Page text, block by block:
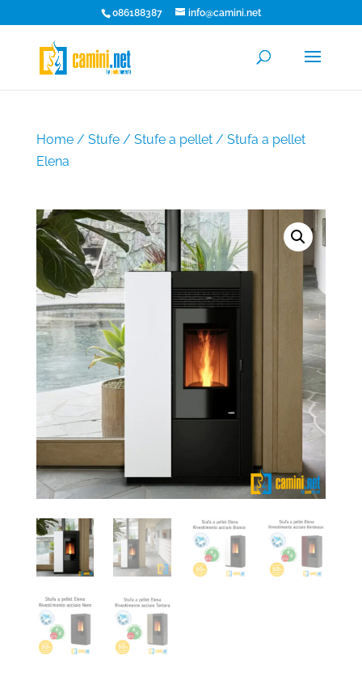
086188387 info@camini.net
Home/ Stufe/ Stufe a pellet/ Stufa a pellet
Elena